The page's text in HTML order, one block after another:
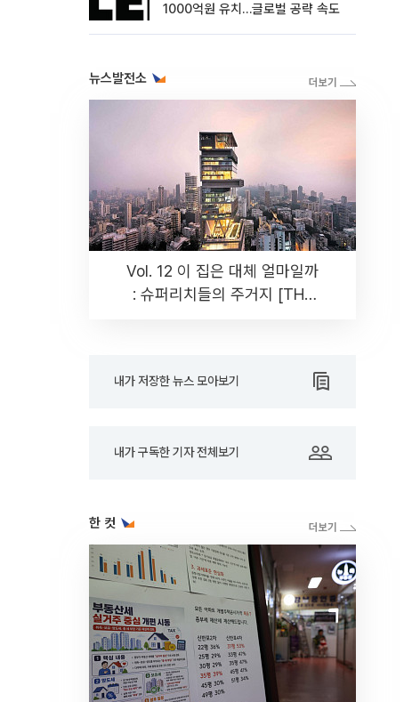
1000억원 유치…글로벌 공략 속도
뉴스발전소
Vol. 12 이 집은 대체 얼마일까
: 슈퍼리치들의 주거지 [THE
내가 저장한 뉴스 모아보기
내가 구독한 기자 전체보기
한 컷